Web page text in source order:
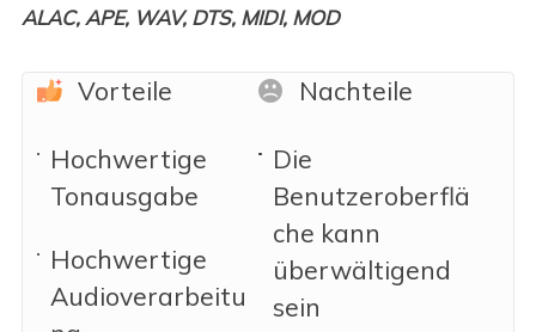
ALAC, APE, WAV, DTS, MIDI, MOD
Vorteile
Hochwertige
Tonausgabe
Hochwertige
Audioverarbeitu
Nachteile
Die
Benutzeroberflä
che kann
überwältigend
sein